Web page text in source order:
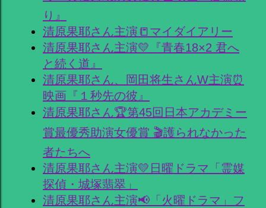
り』
清原果耶さん主演📒マイダイアリー
清原果耶さん主演💛『青春18×2 君へ
と続く道』
清原果耶さん、岡田将生さんW主演⏰
映画『１秒先の彼』
清原果耶さん🏆第45回日本アカデミー
賞最優秀助演女優賞 🎬護られなかった
者たちへ
清原果耶さん主演💛日曜ドラマ「霊媒
探偵・城塚翡翠」
清原果耶さん主演📢「火曜ドラマ」フ